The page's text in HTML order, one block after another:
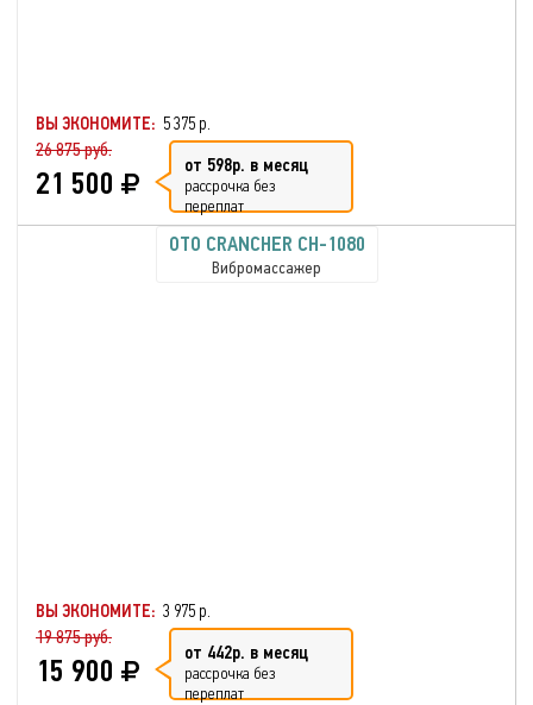
ВЫ ЭКОНОМИТЕ: 5 375 р.
26 875 руб.
21 500 от 598р. в месяц
рассрочка без
переплат
OTO CRANCHER CH-1080
Вибромассажер
ВЫ ЭКОНОМИТЕ: 3 975 р.
19 875 руб.
15 900 от 442р. в месяц
рассрочка без
переплат